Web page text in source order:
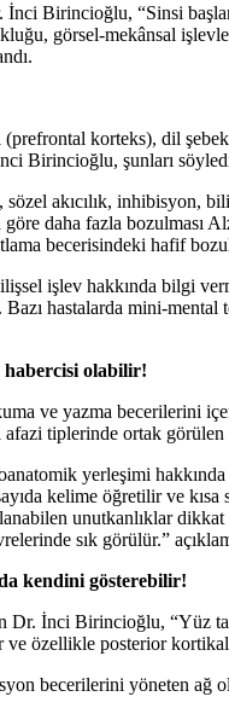
İnci Birincioğlu, “Sinsi
görsel-mekânsal
korteks), dil
Birincioğlu, şunları
akıcılık, inhibisyon,
göre daha fazla
becerisindeki hafif
işlev hakkında bilgi
hastalarda mini-
habercisi olabilir!
ve yazma becerilerini
tiplerinde ortak
yerleşimi
kelime öğretilir ve
unutkanlıklar
sık görülür.”
kendini gösterebilir!
Dr. İnci Birincioğlu,
özellikle posterior
becerilerini yöneten